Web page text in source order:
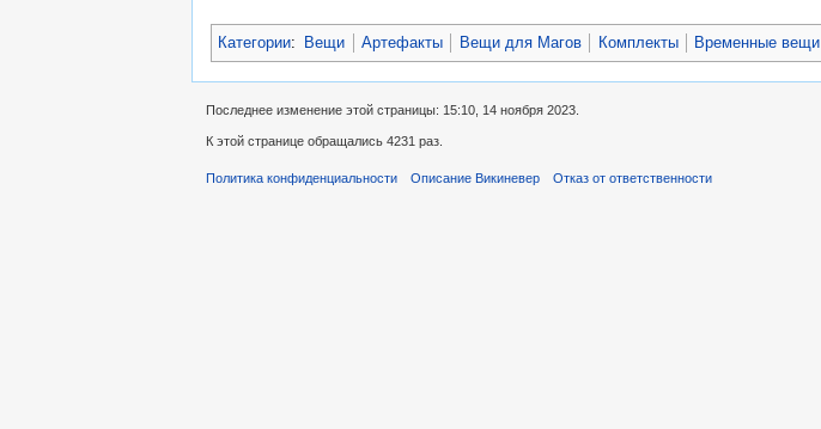
Категории: Вещи Артефакты Вещи для Магов Комплекты Временные вещи
Последнее изменение этой страницы: 15:10, 14 ноября 2023.
К этой странице обращались 4231 раз.
Политика конфиденциальности Описание Викиневер Отказ от ответственности